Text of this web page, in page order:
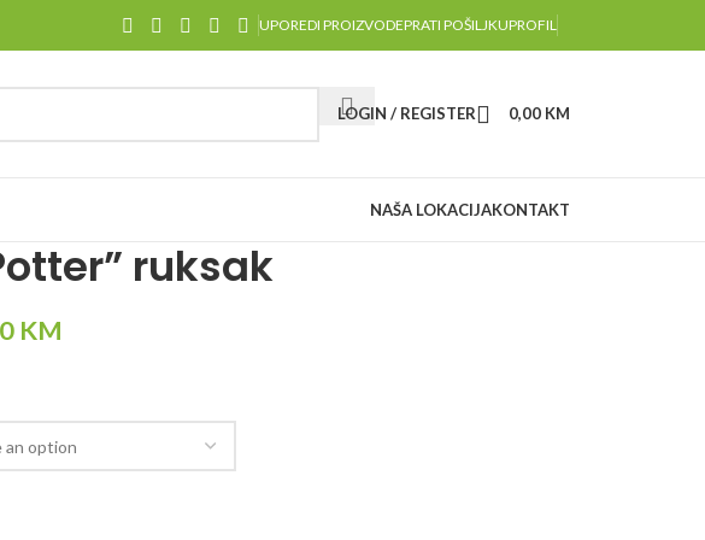
UPOREDI PROIZVODEPRATI POŠILJKUPROFIL
LOGIN / REGISTER 0,00 KM
NAŠA LOKACIJAKONTAKT
ruksak
KM